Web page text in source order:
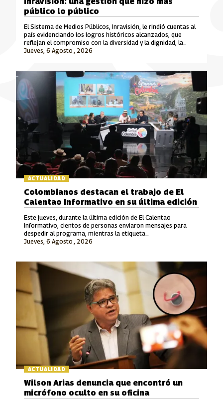
Jueves, 6 Agosto , 2026
público lo público
El Sistema de Medios Públicos, Inravisión, le rindió cuentas al
país evidenciando los logros históricos alcanzados, que
reflejan el compromiso con la diversidad y la dignidad, la
rigurosidad periodística, el fomento a la cultura y el cuidado
ACTUALIDAD
Jueves, 6 Agosto , 2026
Colombianos destacan el trabajo de El
Calentao Informativo en su última edición
Este jueves, durante la última edición de El Calentao
Informativo, cientos de personas enviaron mensajes para
despedir al programa, mientras la etiqueta
#ElCalentaoInformativo se convirtió en tendencia en redes
ACTUALIDAD
Wilson Arias denuncia que encontró un
micrófono oculto en su oficina